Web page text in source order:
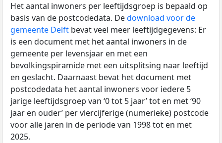
Het aantal inwoners per leeftijdsgroep is bepaald op
basis van de postcodedata. Dedownload voor de
gemeente Delft bevat veel meer leeftijdgegevens: Er
is een document met het aantal inwoners in de
gemeente per levensjaar en met een
bevolkingspiramide met een uitsplitsing naar leeftijd
en geslacht. Daarnaast bevat het document met
postcodedata het aantal inwoners voor iedere 5
jarige leeftijdsgroep van ‘0 tot 5 jaar’ tot en met ‘90
jaar en ouder’ per viercijferige (numerieke) postcode
voor alle jaren in de periode van 1998 tot en met
2025.